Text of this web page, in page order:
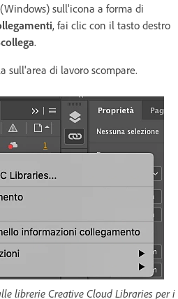
(Windows) sull'icona a forma di
, fai clic con il tasto destro
.
sull'area di lavoro scompare.
librerie Creative Cloud Libraries per i